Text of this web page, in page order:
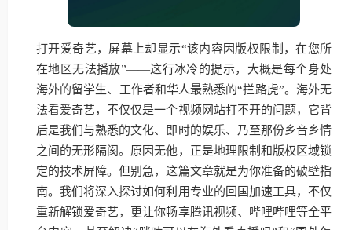
打开爱奇艺，屏幕上却显示“该内容因版权限制，在您所
在地区无法播放”——这行冰冷的提示，大概是每个身处
海外的留学生、工作者和华人最熟悉的“拦路虎”。海外无
法看爱奇艺，不仅仅是一个视频网站打不开的问题，它背
后是我们与熟悉的文化、即时的娱乐、乃至那份乡音乡情
之间的无形隔阂。原因无他，正是地理限制和版权区域锁
定的技术屏障。但别急，这篇文章就是为你准备的破壁指
南。我们将深入探讨如何利用专业的回国加速工具，不仅
重新解锁爱奇艺，更让你畅享腾讯视频、哔哩哔哩等全平